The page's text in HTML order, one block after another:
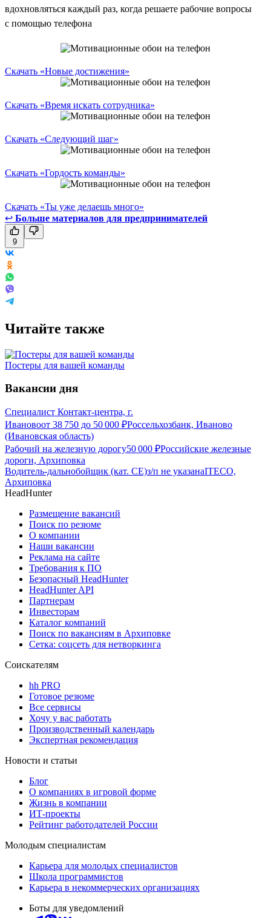
вдохновляться каждый раз, когда решаете рабочие вопросы
с помощью телефона
Скачать «Новые достижения»
Скачать «Время искать сотрудника»
Скачать «Следующий шаг»
Скачать «Гордость команды»
Скачать «Ты уже делаешь много»
↩ Больше материалов для предпринимателей
9
Читайте также
Постеры для вашей команды
Вакансии дня
Специалист Контакт-центра, г.
Ивановоот 38 750 до 50 000 ₽Россельхозбанк, Иваново
(Ивановская область)
Рабочий на железную дорогу50 000 ₽Российские железные
дороги, Архиповка
Водитель-дальнобойщик (кат. CE)з/п не указанаITECO,
Архиповка
HeadHunter
Размещение вакансий
Поиск по резюме
О компании
Наши вакансии
Реклама на сайте
Требования к ПО
Безопасный HeadHunter
HeadHunter API
Партнерам
Инвесторам
Каталог компаний
Поиск по вакансиям в Архиповке
Сетка: соцсеть для нетворкинга
Соискателям
hh PRO
Готовое резюме
Все сервисы
Хочу у вас работать
Производственный календарь
Экспертная рекомендация
Новости и статьи
Блог
О компаниях в игровой форме
Жизнь в компании
ИТ-проекты
Рейтинг работодателей России
Молодым специалистам
Карьера для молодых специалистов
Школа программистов
Карьера в некоммерческих организациях
Боты для уведомлений